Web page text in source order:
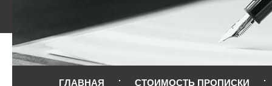
ГЛАВНАЯ СТОИМОСТЬ ПРОПИСКИ